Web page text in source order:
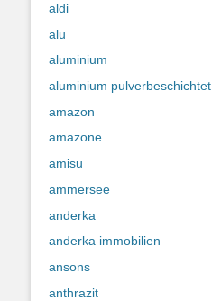
aldi
alu
aluminium
aluminium pulverbeschichtet
amazon
amazone
amisu
ammersee
anderka
anderka immobilien
ansons
anthrazit